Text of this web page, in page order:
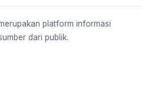
platform informasi
dari publik.